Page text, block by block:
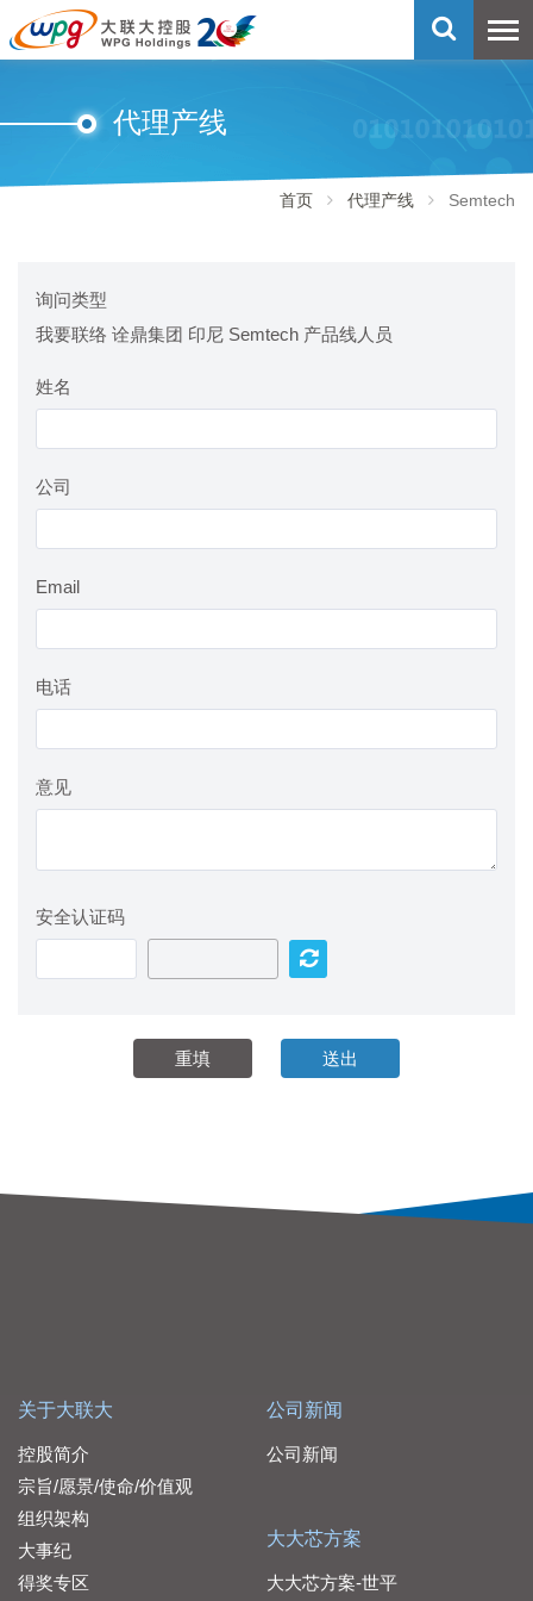
代理产线
首页 代理产线 Semtech
询问类型
我要联络 诠鼎集团 印尼 Semtech 产品线人员
姓名
公司
Email
电话
意见
安全认证码
关于大联大
控股简介
宗旨/愿景/使命/价值观
组织架构
大事纪
得奖专区
公司新闻
公司新闻
大大芯方案
大大芯方案-世平